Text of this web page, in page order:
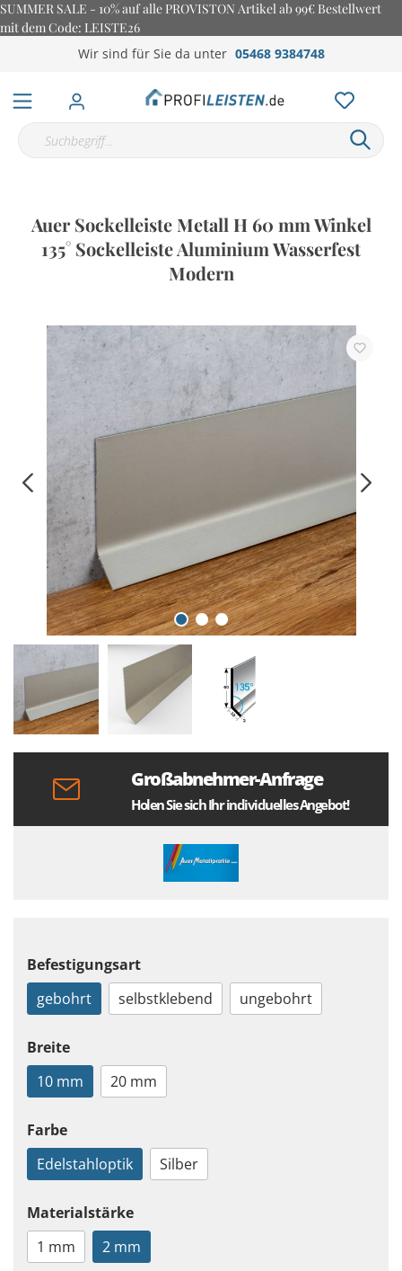
SUMMER SALE - 10% auf alle PROVISTON Artikel ab 99€ Bestellwert
mit dem Code: LEISTE26
Wir sind für Sie da unter 05468 9384748
Auer Sockelleiste Metall H 60 mm Winkel
135° Sockelleiste Aluminium Wasserfest
Modern
Großabnehmer-Anfrage
Holen Sie sich Ihr individuelles Angebot!
Befestigungsart
gebohrt
selbstklebend ungebohrt
Breite
10 mm
20 mm
Farbe
Edelstahloptik
Silber
Materialstärke
1 mm
2 mm